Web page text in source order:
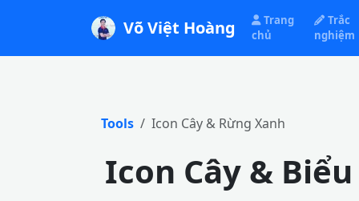
Võ Việt Hoàng
Trang
chủ
Trắc
nghiệm
Tools Icon Cây & Rừng Xanh
Icon Cây &